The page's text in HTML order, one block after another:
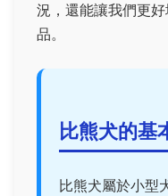
況，還能讓我們更
品。
比熊犬的基
比熊犬屬於小型